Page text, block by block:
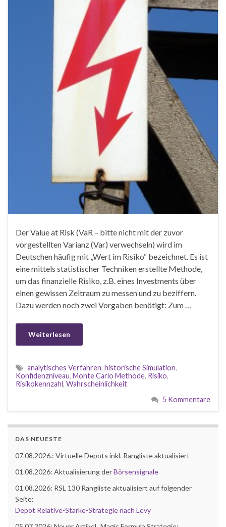
Der Value at Risk (VaR – bitte nicht mit der zuvor
vorgestellten Varianz (Var) verwechseln) wird im
Deutschen häufig mit „Wert im Risiko“ bezeichnet. Es ist
eine mittels statistischer Techniken erstellte Methode,
um das finanzielle Risiko, z.B. eines Investments über
einen gewissen Zeitraum zu messen und zu beziffern.
Dazu werden noch zwei Vorgaben benötigt: Zum …
Weiterlesen
analytisches Verfahren, historische Simulation,
Konfidenzniveau, Monte Carlo Methode, Risiko,
Risikokennzahl, Wahrscheinlichkeit
5 Kommentare
DAS NEUESTE
07.08.2026.: Virtuelle Depots inkl. Rangliste aktualisiert
01.08.2026: Aktualisierung derBörsensignale
01.08.2026: RSL 130 Rangliste aktualisiert auf folgender
Seite:
Depot Relative-Stärke-Strategie nach Levy